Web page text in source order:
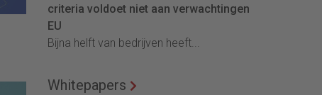
criteria voldoet niet aan verwachtingen
EU
Bijna helft van bedrijven heeft...
Whitepapers